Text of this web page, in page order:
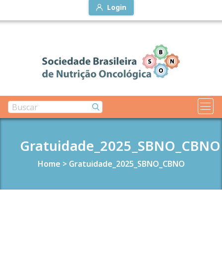
Login
Gratuidade_2025_SBNO_CBNO
Home > Gratuidade_2025_SBNO_CBNO